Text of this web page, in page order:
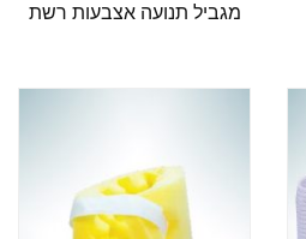
מגביל תנועה אצבעות רשת